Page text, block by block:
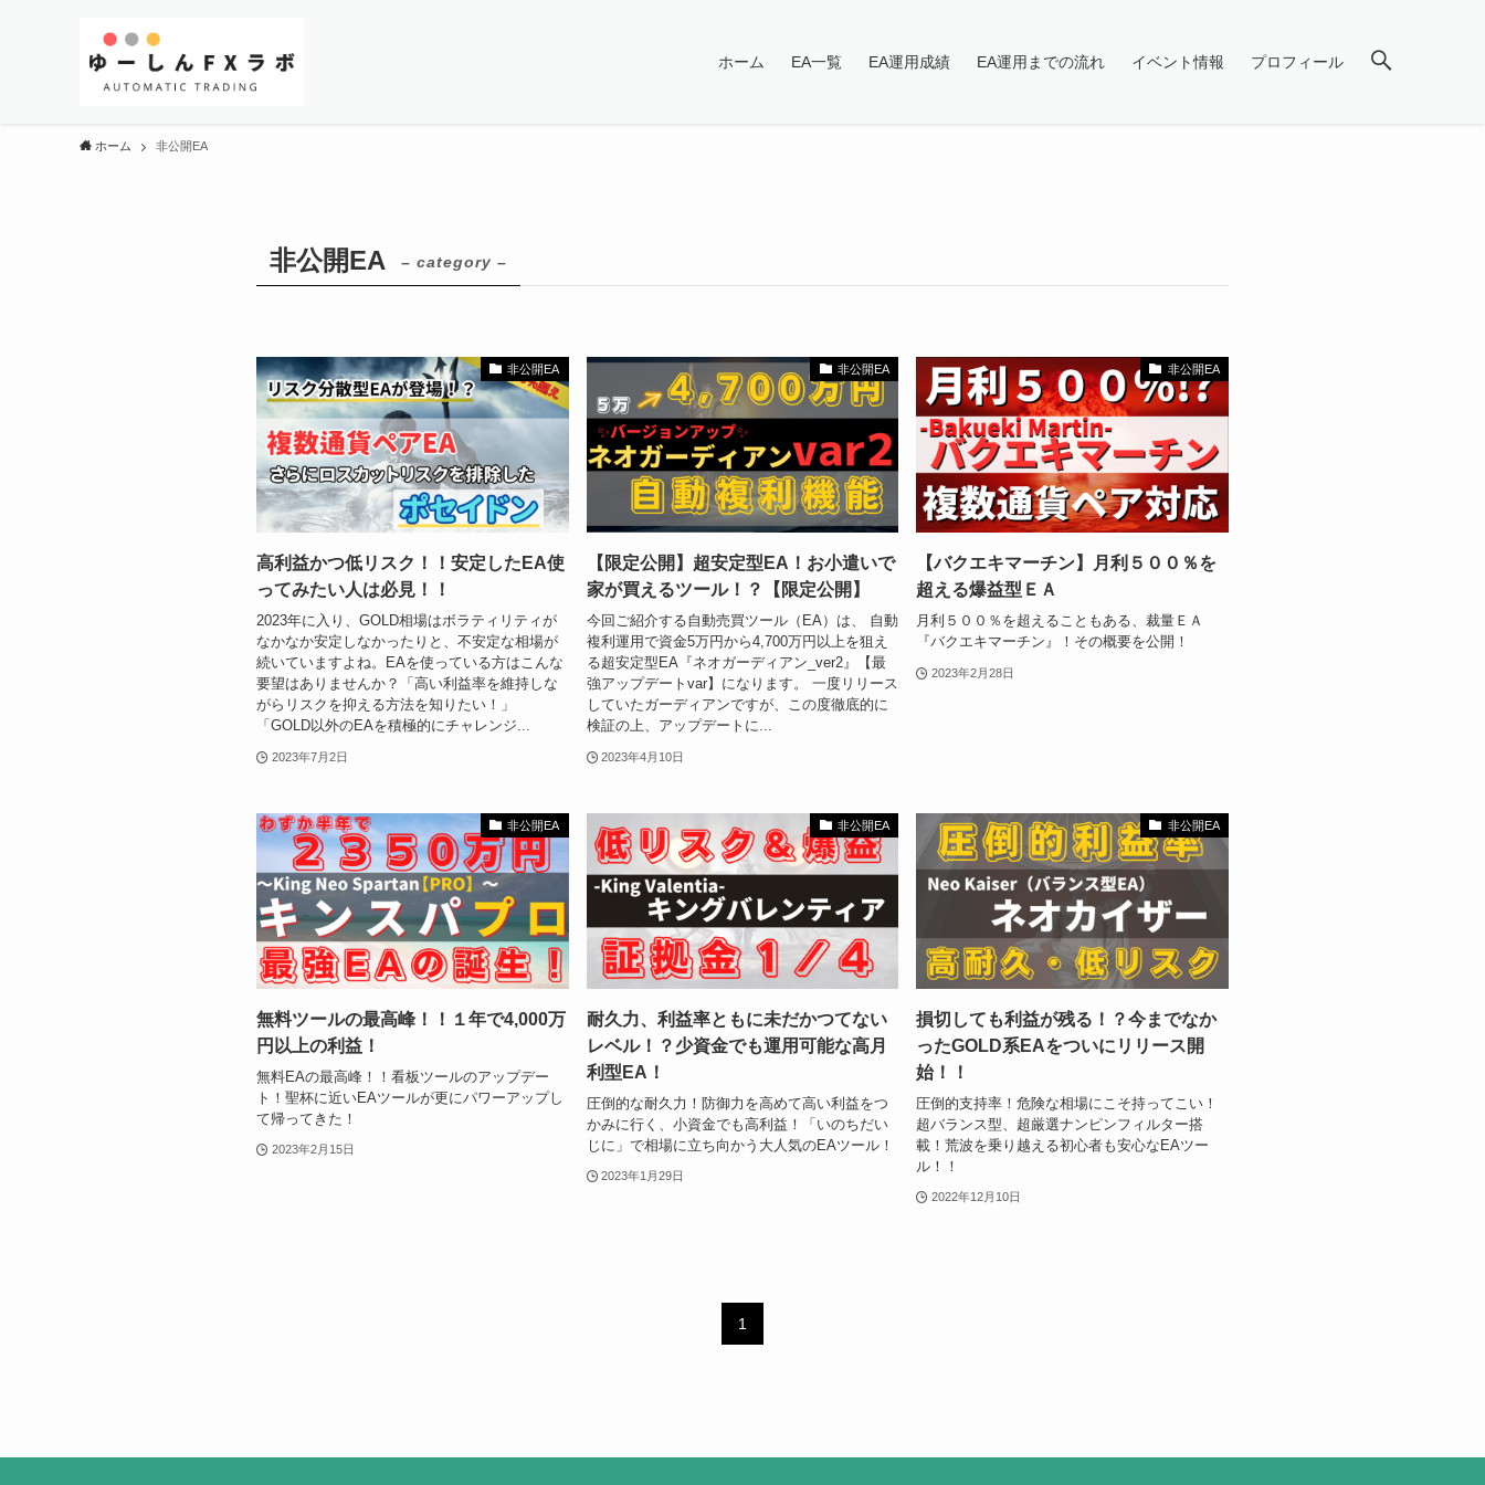
ホーム EA一覧 EA運用成績 EA運用までの流れ イベント情報 プロフィール
ホーム 非公開EA
非公開EA – category –
非公開EA
高利益かつ低リスク！！安定したEA使
ってみたい人は必見！！
2023年に入り、GOLD相場はボラティリティが
なかなか安定しなかったりと、不安定な相場が
続いていますよね。EAを使っている方はこんな
要望はありませんか？「高い利益率を維持しな
がらリスクを抑える方法を知りたい！」
「GOLD以外のEAを積極的にチャレンジ...
2023年7月2日
非公開EA
【限定公開】超安定型EA！お小遣いで
家が買えるツール！？【限定公開】
今回ご紹介する自動売買ツール（EA）は、 自動
複利運用で資金5万円から4,700万円以上を狙え
る超安定型EA『ネオガーディアン_ver2』【最
強アップデートvar】になります。 一度リリース
していたガーディアンですが、この度徹底的に
検証の上、アップデートに...
2023年4月10日
非公開EA
【バクエキマーチン】月利５００％を
超える爆益型ＥＡ
月利５００％を超えることもある、裁量ＥＡ
『バクエキマーチン』！その概要を公開！
2023年2月28日
非公開EA
無料ツールの最高峰！！１年で4,000万
円以上の利益！
無料EAの最高峰！！看板ツールのアップデー
ト！聖杯に近いEAツールが更にパワーアップし
て帰ってきた！
2023年2月15日
非公開EA
耐久力、利益率ともに未だかつてない
レベル！？少資金でも運用可能な高月
利型EA！
圧倒的な耐久力！防御力を高めて高い利益をつ
かみに行く、小資金でも高利益！「いのちだい
じに」で相場に立ち向かう大人気のEAツール！
2023年1月29日
非公開EA
損切しても利益が残る！？今までなか
ったGOLD系EAをついにリリース開
始！！
圧倒的支持率！危険な相場にこそ持ってこい！
超バランス型、超厳選ナンピンフィルター搭
載！荒波を乗り越える初心者も安心なEAツー
ル！！
2022年12月10日
1